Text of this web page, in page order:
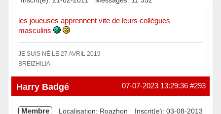
les joueuses apprennent vite de leurs collègues
masculins
JE SUIS NÉ LE 27 AVRIL 2019
BREIZHILIA
Hors ligne #293
07-07-2023 13:29:36
Harry Badgé
Membre Localisation: Roazhon
Inscrit(e): 03-08-2013